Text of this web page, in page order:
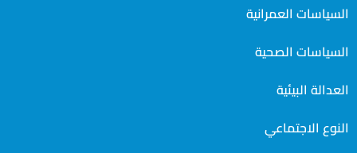
السياسات العمرانية
السياسات الصحية
العدالة البيئية
النوع الاجتماعي